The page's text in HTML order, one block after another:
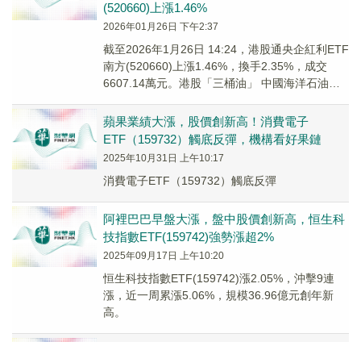
(520660)上漲1.46%
2026年01月26日 下午2:37
截至2026年1月26日 14:24，港股通央企紅利ETF
南方(520660)上漲1.46%，換手2.35%，成交
6607.14萬元。港股「三桶油」 中國海洋石油漲
蘋果業績大漲，股價創新高！消費電子
ETF（159732）觸底反彈，機構看好果鏈
2025年10月31日 上午10:17
消費電子ETF（159732）觸底反彈
阿裡巴巴早盤大漲，盤中股價創新高，恒生科
技指數ETF(159742)強勢漲超2%
2025年09月17日 上午10:20
恒生科技指數ETF(159742)漲2.05%，沖擊9連
漲，近一周累漲5.06%，規模36.96億元創年新
高。